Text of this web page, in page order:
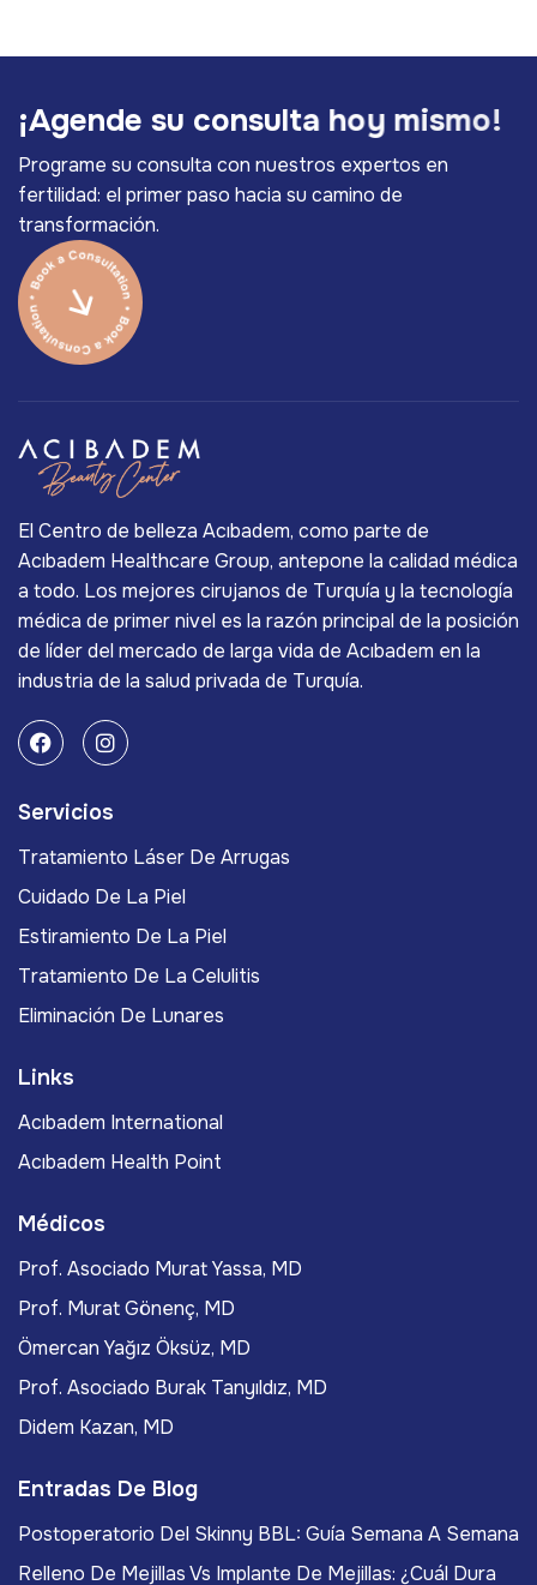
¡Agende su consulta hoy mismo!
Programe su consulta con nuestros expertos en
fertilidad: el primer paso hacia su camino de
transformación.
El Centro de belleza Acıbadem, como parte de
Acıbadem Healthcare Group, antepone la calidad médica
a todo. Los mejores cirujanos de Turquía y la tecnología
médica de primer nivel es la razón principal de la posición
de líder del mercado de larga vida de Acıbadem en la
industria de la salud privada de Turquía.
Servicios
Tratamiento Láser De Arrugas
Cuidado De La Piel
Estiramiento De La Piel
Tratamiento De La Celulitis
Eliminación De Lunares
Links
Acıbadem International
Acıbadem Health Point
Médicos
Prof. Asociado Murat Yassa, MD
Prof. Murat Gönenç, MD
Ömercan Yağız Öksüz, MD
Prof. Asociado Burak Tanyıldız, MD
Didem Kazan, MD
Entradas De Blog
Postoperatorio Del Skinny BBL: Guía Semana A Semana
Relleno De Mejillas Vs Implante De Mejillas: ¿Cuál Dura